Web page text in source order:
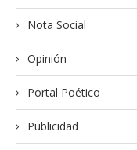
Nota Social
Opinión
Portal Poético
Publicidad